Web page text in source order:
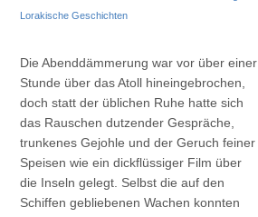
Lorakische Geschichten
Die Abenddämmerung war vor über einer
Stunde über das Atoll hineingebrochen,
doch statt der üblichen Ruhe hatte sich
das Rauschen dutzender Gespräche,
trunkenes Gejohle und der Geruch feiner
Speisen wie ein dickflüssiger Film über
die Inseln gelegt. Selbst die auf den
Schiffen gebliebenen Wachen konnten